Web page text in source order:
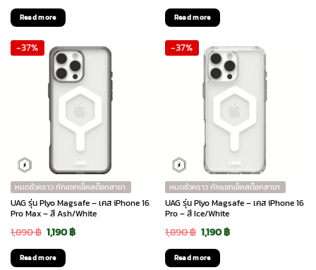
price
was:
1,890 ฿.1,190 ฿.
Read more
price
was:
1,890 ฿.1,190 ฿.
Read more
-37%
หมดชั่วคราว ทักแชทเช็คสต๊อกสาขา
UAG รุ่น Plyo Magsafe – เคส iPhone 16
Pro Max – สี Ash/White
1,890฿ Original
price
1,190฿Current
Read more
-37%
หมดชั่วคราว ทักแชทเช็คสต๊อกสาขา
UAG รุ่น Plyo Magsafe – เคส iPhone 16
Pro – สี Ice/White
1,890฿ Original
price
1,190฿Current
Read more